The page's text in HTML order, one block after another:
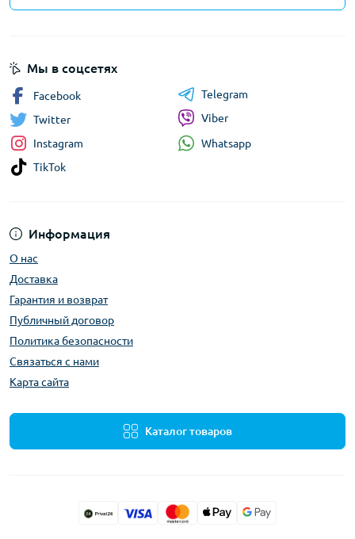
Информация
О нас
Доставка
Гарантия и возврат
Публичный договор
Политика безопасности
Связаться с нами
Карта сайта
Каталог товаров
Мы в соцсетях
Facebook
Twitter
Instagram
TikTok
Telegram
Viber
Whatsapp